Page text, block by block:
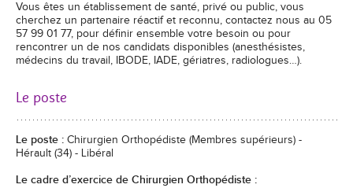
Vous êtes un établissement de santé, privé ou public, vous
cherchez un partenaire réactif et reconnu, contactez nous au 05
57 99 01 77, pour définir ensemble votre besoin ou pour
rencontrer un de nos candidats disponibles (anesthésistes,
médecins du travail, IBODE, IADE, gériatres, radiologues…).
Le poste
Le poste : Chirurgien Orthopédiste (Membres supérieurs) -
Hérault (34) - Libéral
Le cadre d’exercice de Chirurgien Orthopédiste :